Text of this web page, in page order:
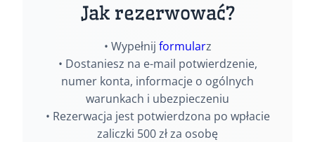
Jak rezerwować?
• Wypełnij formularz
• Dostaniesz na e-mail potwierdzenie,
numer konta, informacje o ogólnych
warunkach i ubezpieczeniu
• Rezerwacja jest potwierdzona po wpłacie
zaliczki 500 zł za osobę